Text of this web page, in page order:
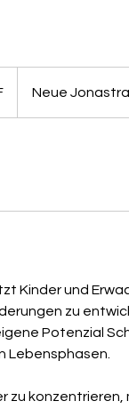
Neue
Kinder und
zu
Potenzial
Lebensphasen.
zu